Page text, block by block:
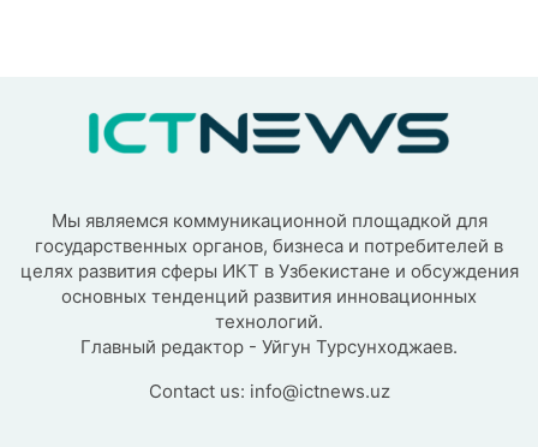
Мы являемся коммуникационной площадкой для
государственных органов, бизнеса и потребителей в
целях развития сферы ИКТ в Узбекистане и обсуждения
основных тенденций развития инновационных
технологий.
Главный редактор - Уйгун Турсунходжаев.
Contact us: info@ictnews.uz